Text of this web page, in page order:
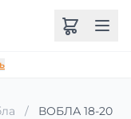
/
ВОБЛА 18-20